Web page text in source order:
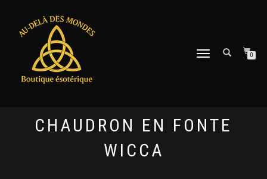
DÉPLIER
0
CHAUDRON EN FONTE
WICCA